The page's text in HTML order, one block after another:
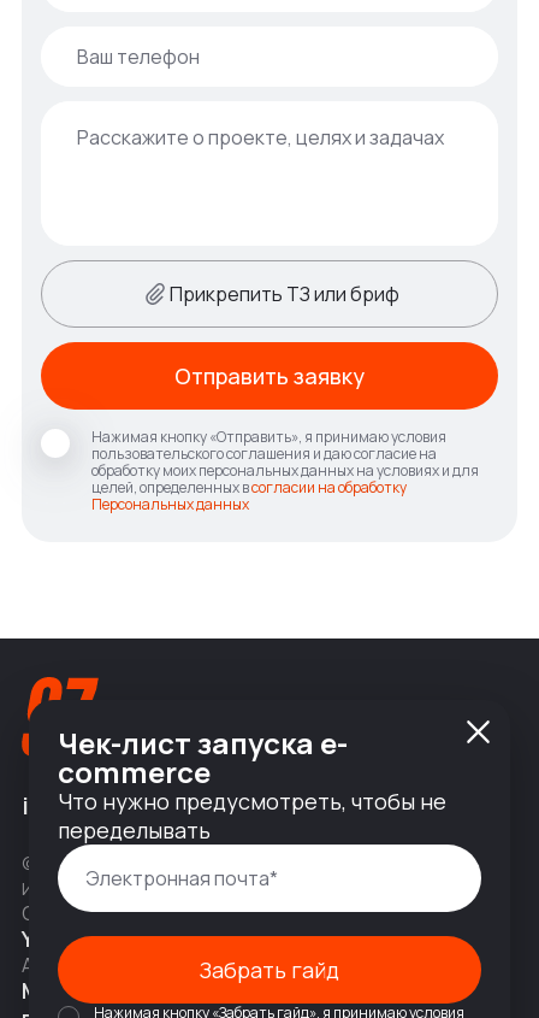
Прикрепить ТЗ или бриф
Нажимая кнопку «Отправить», я принимаю условия
пользовательского соглашения и даю согласие на
обработку моих персональных данных на условиях и для
целей, определенных всогласии на обработку
Персональных данных
Отправить заявку
info@nineseven.ru
© 2010 — 2026 ООО «Найнсевен», УНП 191376768,
ИНН 9710142077, КПП 771001001, ОГРН 1247700831377
Соц сети
YouTubeНаписать в Telegram
Адрес
Москва, 2-я Тверская-Ямская 18,
Чек-лист запуска e-
commerce
Что нужно предусмотреть, чтобы не
переделывать
Забрать гайд
Нажимая кнопку «Забрать гайд», я принимаю условия